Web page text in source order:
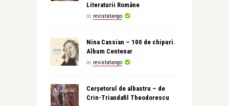
Literaturii Române
de revistatango
Nina Cassian – 100 de chipuri.
Album Centenar
de revistatango
Cerșetorul de albastru – de
Crin-Triandafil Theodorescu